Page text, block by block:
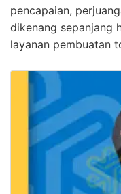
pencapaian,
dikenang sepanjang
layanan pembuatan